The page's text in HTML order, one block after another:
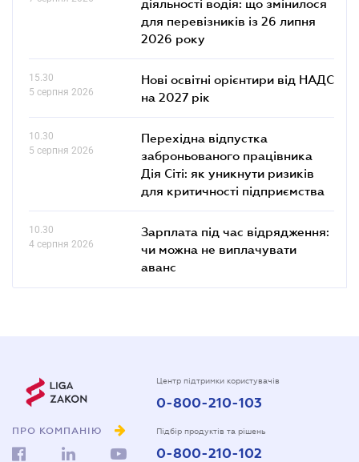
діяльності водія: що змінилося
для перевізників із 26 липня
2026 року
15.30
5 серпня 2026
Нові освітні орієнтири від НАДС
на 2027 рік
10.30
5 серпня 2026
Перехідна відпустка
заброньованого працівника
Дія Сіті: як уникнути ризиків
для критичності підприємства
10.30
4 серпня 2026
Зарплата під час відрядження:
чи можна не виплачувати
аванс
ПРО КОМПАНІЮ
Центр підтримки користувачів
0-800-210-103
Підбір продуктів та рішень
0-800-210-102